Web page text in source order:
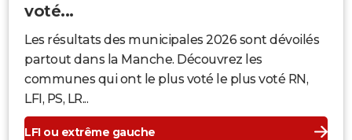
voté...
Les résultats des municipales 2026 sont dévoilés
partout dans la Manche. Découvrez les
communes qui ont le plus voté le plus voté RN,
LFI, PS, LR...
LFI ou extrême gauche